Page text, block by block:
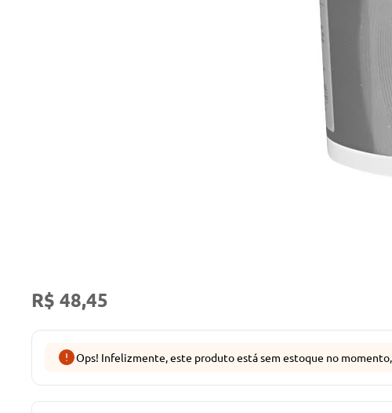
R$ 48,45
Ops! Infelizmente, este produto está sem estoque no